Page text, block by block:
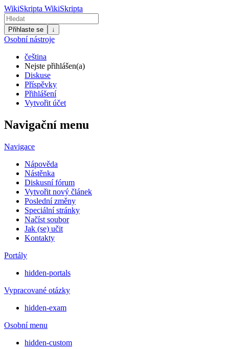
WikiSkripta WikiSkripta
Přihlaste se ↓
Osobní nástroje
čeština
Nejste přihlášen(a)
Diskuse
Příspěvky
Přihlášení
Vytvořit účet
Navigační menu
Navigace
Nápověda
Nástěnka
Diskusní fórum
Vytvořit nový článek
Poslední změny
Speciální stránky
Načíst soubor
Jak (se) učit
Kontakty
Portály
hidden-portals
Vypracované otázky
hidden-exam
Osobní menu
hidden-custom